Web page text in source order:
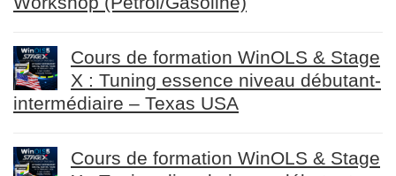
Cours de formation WinOLS & Stage
X : Tuning essence niveau débutant-
intermédiaire – Texas USA
Cours de formation WinOLS & Stage